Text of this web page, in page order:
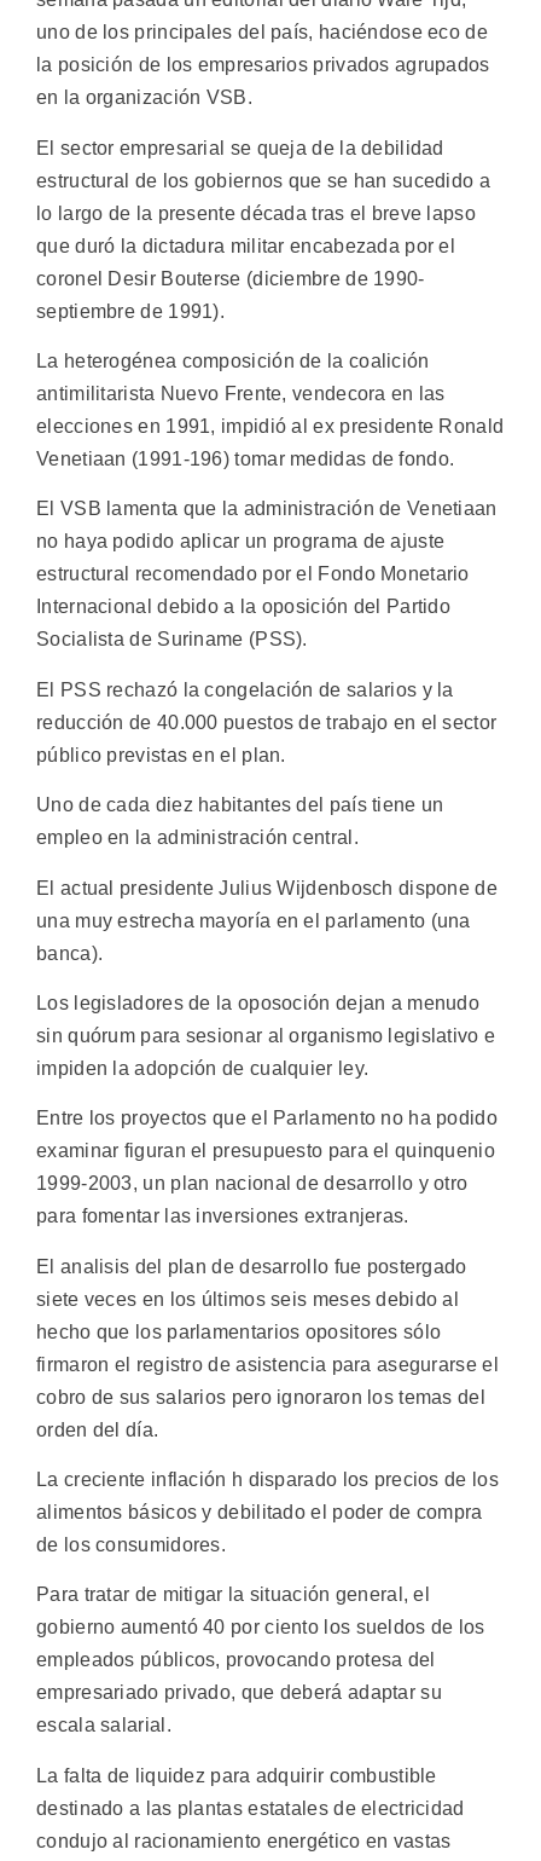
uno de los principales del país, haciéndose eco de
la posición de los empresarios privados agrupados
en la organización VSB.
El sector empresarial se queja de la debilidad
estructural de los gobiernos que se han sucedido a
lo largo de la presente década tras el breve lapso
que duró la dictadura militar encabezada por el
coronel Desir Bouterse (diciembre de 1990-
septiembre de 1991).
La heterogénea composición de la coalición
antimilitarista Nuevo Frente, vendecora en las
elecciones en 1991, impidió al ex presidente Ronald
Venetiaan (1991-196) tomar medidas de fondo.
El VSB lamenta que la administración de Venetiaan
no haya podido aplicar un programa de ajuste
estructural recomendado por el Fondo Monetario
Internacional debido a la oposición del Partido
Socialista de Suriname (PSS).
El PSS rechazó la congelación de salarios y la
reducción de 40.000 puestos de trabajo en el sector
público previstas en el plan.
Uno de cada diez habitantes del país tiene un
empleo en la administración central.
El actual presidente Julius Wijdenbosch dispone de
una muy estrecha mayoría en el parlamento (una
banca).
Los legisladores de la oposoción dejan a menudo
sin quórum para sesionar al organismo legislativo e
impiden la adopción de cualquier ley.
Entre los proyectos que el Parlamento no ha podido
examinar figuran el presupuesto para el quinquenio
1999-2003, un plan nacional de desarrollo y otro
para fomentar las inversiones extranjeras.
El analisis del plan de desarrollo fue postergado
siete veces en los últimos seis meses debido al
hecho que los parlamentarios opositores sólo
firmaron el registro de asistencia para asegurarse el
cobro de sus salarios pero ignoraron los temas del
orden del día.
La creciente inflación h disparado los precios de los
alimentos básicos y debilitado el poder de compra
de los consumidores.
Para tratar de mitigar la situación general, el
gobierno aumentó 40 por ciento los sueldos de los
empleados públicos, provocando protesa del
empresariado privado, que deberá adaptar su
escala salarial.
La falta de liquidez para adquirir combustible
destinado a las plantas estatales de electricidad
condujo al racionamiento energético en vastas